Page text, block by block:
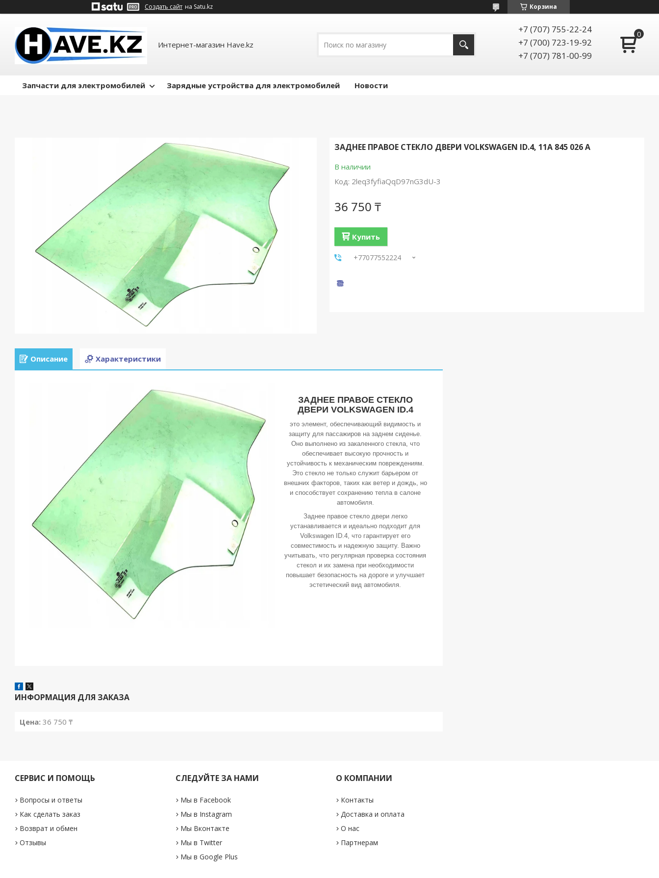
Создать сайт на Satu.kz Корзина
Интернет-магазин Have.kz
+7 (707) 755-22-24
+7 (700) 723-19-92
+7 (707) 781-00-99
Запчасти для электромобилей Зарядные устройства для электромобилей Новости
ЗАДНЕЕ ПРАВОЕ СТЕКЛО ДВЕРИ VOLKSWAGEN ID.4, 11A 845 026 A
В наличии
Код: 2leq3fyfiaQqD97nG3dU-3
36 750 ₸
Купить
+77077552224
Описание Характеристики
ЗАДНЕЕ ПРАВОЕ СТЕКЛО
ДВЕРИ VOLKSWAGEN ID.4
это элемент, обеспечивающий видимость и
защиту для пассажиров на заднем сиденье.
Оно выполнено из закаленного стекла, что
обеспечивает высокую прочность и
устойчивость к механическим повреждениям.
Это стекло не только служит барьером от
внешних факторов, таких как ветер и дождь, но
и способствует сохранению тепла в салоне
автомобиля.
Заднее правое стекло двери легко
устанавливается и идеально подходит для
Volkswagen ID.4, что гарантирует его
совместимость и надежную защиту. Важно
учитывать, что регулярная проверка состояния
стекол и их замена при необходимости
повышает безопасность на дороге и улучшает
эстетический вид автомобиля.
ИНФОРМАЦИЯ ДЛЯ ЗАКАЗА
Цена: 36 750 ₸
СЕРВИС И ПОМОЩЬ
Вопросы и ответы
Как сделать заказ
Возврат и обмен
Отзывы
СЛЕДУЙТЕ ЗА НАМИ
Мы в Facebook
Мы в Instagram
Мы Вконтакте
Мы в Twitter
Мы в Google Plus
О КОМПАНИИ
Контакты
Доставка и оплата
О нас
Партнерам